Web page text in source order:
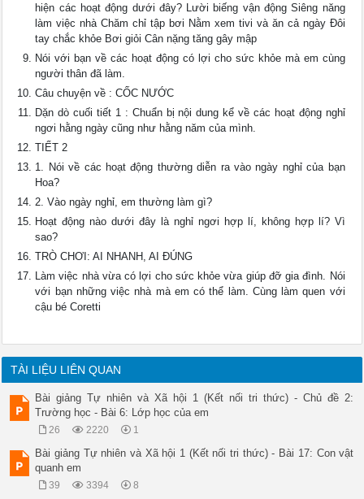
hiện các hoạt động dưới đây? Lười biếng vận động Siêng năng
làm việc nhà Chăm chỉ tập bơi Nằm xem tivi và ăn cả ngày Đôi
tay chắc khỏe Bơi giỏi Cân nặng tăng gây mập
Nói với bạn về các hoạt động có lợi cho sức khỏe mà em cùng
người thân đã làm.
Câu chuyện về : CỐC NƯỚC
Dặn dò cuối tiết 1 : Chuẩn bị nội dung kể về các hoạt động nghỉ
ngơi hằng ngày cũng như hằng năm của mình.
TIẾT 2
1. Nói về các hoạt động thường diễn ra vào ngày nghỉ của bạn
Hoa?
2. Vào ngày nghỉ, em thường làm gì?
Hoạt động nào dưới đây là nghỉ ngơi hợp lí, không hợp lí? Vì
sao?
TRÒ CHƠI: AI NHANH, AI ĐÚNG
Làm việc nhà vừa có lợi cho sức khỏe vừa giúp đỡ gia đình. Nói
với bạn những việc nhà mà em có thể làm. Cùng làm quen với
cậu bé Coretti
TÀI LIỆU LIÊN QUAN
Bài giảng Tự nhiên và Xã hội 1 (Kết nối tri thức) - Chủ đề 2:
Trường học - Bài 6: Lớp học của em
26 2220 1
Bài giảng Tự nhiên và Xã hội 1 (Kết nối tri thức) - Bài 17: Con vật
quanh em
39 3394 8